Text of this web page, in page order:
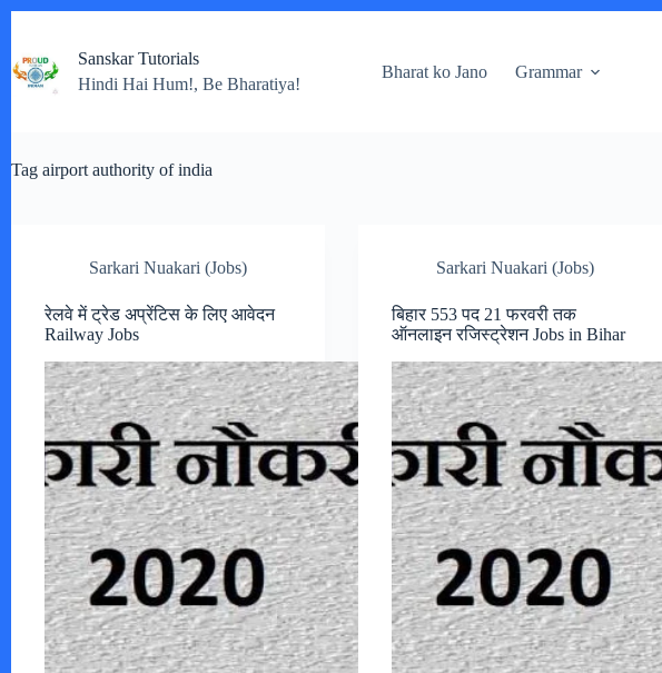
content
Sanskar Tutorials
Hindi Hai Hum!, Be Bharatiya!
Bharat ko Jano Grammar
Tag airport authority of india
Sarkari Nuakari (Jobs)
रेलवे में ट्रेड अप्रेंटिस के लिए आवेदन
Railway Jobs
Sarkari Nuakari (Jobs)
बिहार 553 पद 21 फरवरी तक
ऑनलाइन रजिस्ट्रेशन Jobs in Bihar